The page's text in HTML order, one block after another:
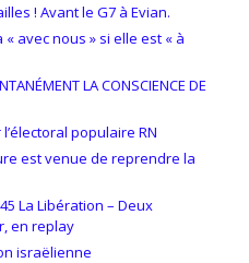
! Avant le G7 à Evian.
avec nous » si elle est « à
LA CONSCIENCE DE
populaire RN
est venue de reprendre la
La Libération – Deux
en replay
israëlienne